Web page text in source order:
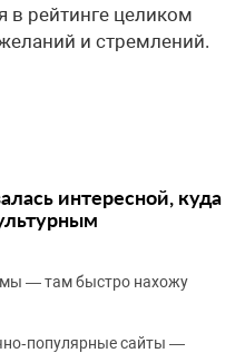
в рейтинге целиком
и стремлений.
интересной, куда
— там быстро нахожу
сайты —